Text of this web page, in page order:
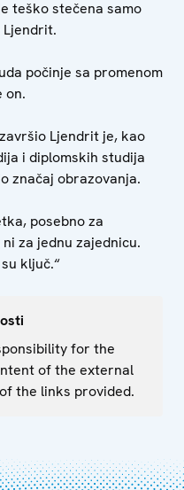
teško stečena samo
počinje sa promenom
on.
Ljendrit je, kao
i diplomskih studija
značaj obrazovanja.
posebno za
za jednu zajednicu.
ključ.“
for the
of the external
the links provided.